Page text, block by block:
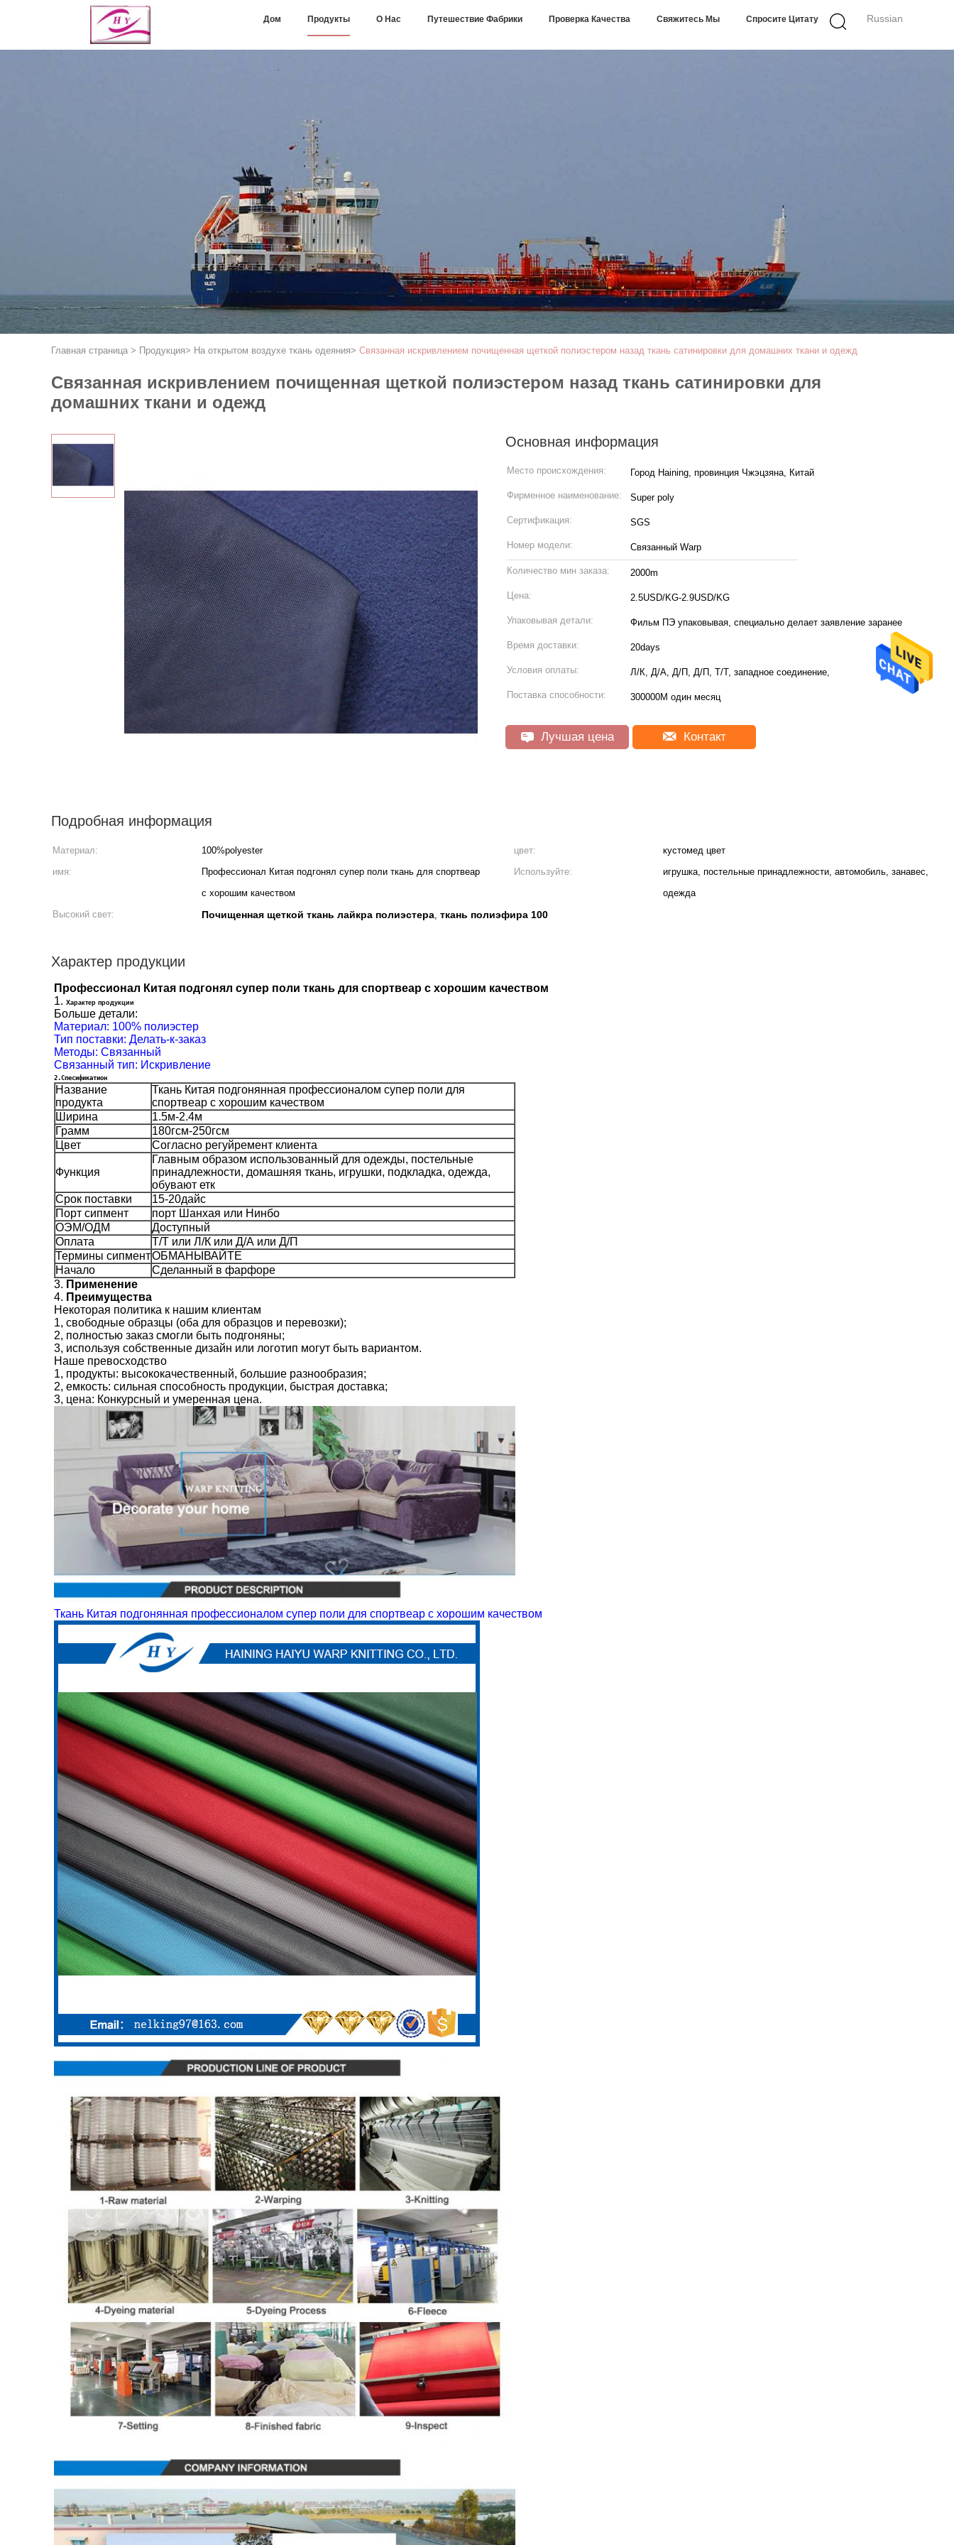
Russian
Дом Продукты О Нас Путешествие Фабрики Проверка Качества Свяжитесь Мы Спросите Цитату
Главная страница > Продукция> На открытом воздухе ткань одеяния> Связанная искривлением почищенная щеткой полиэстером назад ткань сатинировки для домашних ткани и одежд
Связанная искривлением почищенная щеткой полиэстером назад ткань сатинировки для
домашних ткани и одежд
Основная информация
Место происхождения: Город Haining, провинция Чжэцзяна, Китай
Фирменное наименование: Super poly
Сертификация: SGS
Номер модели: Связанный Warp
Количество мин заказа: 2000m
Цена: 2.5USD/KG-2.9USD/KG
Упаковывая детали: Фильм ПЭ упаковывая, специально делает заявление заранее
Время доставки: 20days
Условия оплаты: Л/К, Д/А, Д/П, Д/П, Т/Т, западное соединение,
Поставка способности: 300000М один месяц
Лучшая цена Контакт
Подробная информация
Материал: 100%polyester цвет:
кустомед цвет
имя:
Профессионал Китая подгонял супер поли ткань для спортвеар
с хорошим качеством
Используйте:
игрушка, постельные принадлежности, автомобиль, занавес,
одежда
Высокий свет:
Почищенная щеткой ткань лайкра полиэстера, ткань полиэфира 100
Характер продукции
Профессионал Китая подгонял супер поли ткань для спортвеар с хорошим качеством
1. Характер продукции
Больше детали:
Материал: 100% полиэстер
Тип поставки: Делать-к-заказ
Методы: Связанный
Связанный тип: Искривление
2.Спесификатион
Название
продукта
Ткань Китая подгонянная профессионалом супер поли для
спортвеар с хорошим качеством
Ширина
1.5м-2.4м
Грамм
180гсм-250гсм
Цвет
Согласно регуйремент клиента
Функция
Главным образом использованный для одежды, постельные
принадлежности, домашняя ткань, игрушки, подкладка, одежда,
обувают етк
Срок поставки
15-20дайс
Порт сипмент
порт Шанхая или Нинбо
ОЭМ/ОДМ
Доступный
Оплата
Т/Т или Л/К или Д/А или Д/П
Термины сипментОБМАНЫВАЙТЕ
Начало
Сделанный в фарфоре
3. Применение
4. Преимущества
Некоторая политика к нашим клиентам
1, свободные образцы (оба для образцов и перевозки);
2, полностью заказ смогли быть подгоняны;
3, используя собственные дизайн или логотип могут быть вариантом.
Наше превосходство
1, продукты: высококачественный, большие разнообразия;
2, емкость: сильная способность продукции, быстрая доставка;
3, цена: Конкурсный и умеренная цена.
Ткань Китая подгонянная профессионалом супер поли для спортвеар с хорошим качеством